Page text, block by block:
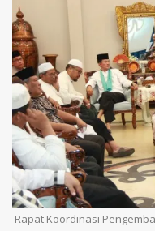
Rapat Koordinasi